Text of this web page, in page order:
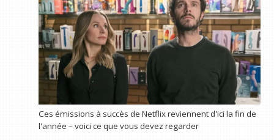
Ces émissions à succès de Netflix reviennent d'ici la fin de
l'année – voici ce que vous devez regarder